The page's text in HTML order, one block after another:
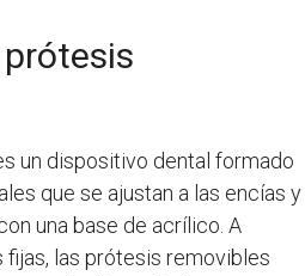
un dispositivo dental formado
que se ajustan a las encías y
una base de acrílico. A
las prótesis removibles